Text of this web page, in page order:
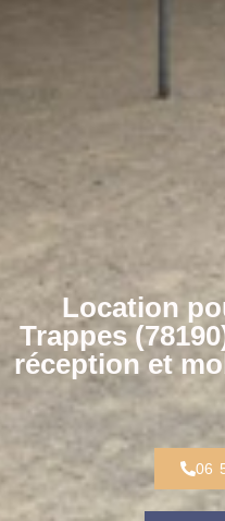
Location
Trappes
réception et
06